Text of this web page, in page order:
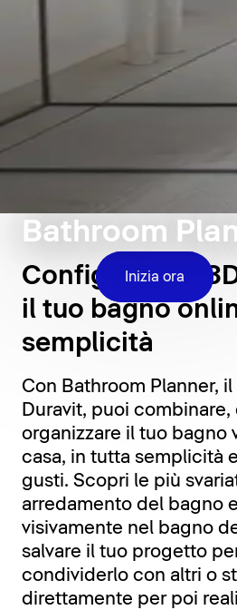
Bathroom
Inizia ora
Configuratore
il tuo bagno
semplicità
Con Bathroom Planner,
Duravit, puoi combinare,
organizzare il tuo bagno
casa, in tutta semplicità
gusti. Scopri le più
arredamento del bagno
visivamente nel bagno
salvare il tuo progetto
condividerlo con altri o
direttamente per poi